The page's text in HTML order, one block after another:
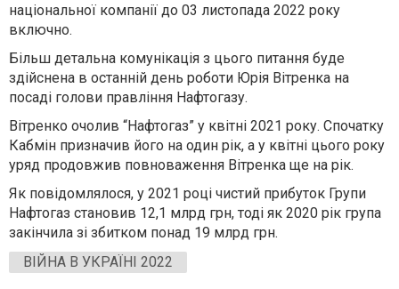
національної компанії до 03 листопада 2022 року
включно.
Більш детальна комунікація з цього питання буде
здійснена в останній день роботи Юрія Вітренка на
посаді голови правління Нафтогазу.
Вітренко очолив “Нафтогаз” у квітні 2021 року. Спочатку
Кабмін призначив його на один рік, а у квітні цього року
уряд продовжив повноваження Вітренка ще на рік.
Як повідомлялося, у 2021 році чистий прибуток Групи
Нафтогаз становив 12,1 млрд грн, тоді як 2020 рік група
закінчила зі збитком понад 19 млрд грн.
ВІЙНА В УКРАЇНІ 2022